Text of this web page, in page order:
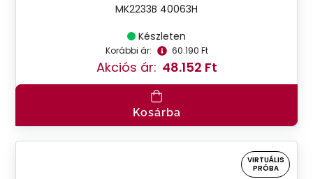
MK2233B 40063H
Készleten
Korábbi ár: 60.190 Ft
Akciós ár: 48.152 Ft
Kosárba
VIRTUÁLIS
PRÓBA